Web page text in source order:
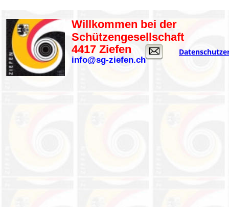
Willkommen bei der
Schützengesellschaft
4417 Ziefen
info@sg-ziefen.ch